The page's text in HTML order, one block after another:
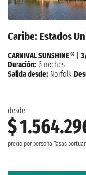
Caribe: Estados
desde
$
precio por persona Tasas
CARNIVAL SUNSHINE ®
Duración: 6 noches
Salida desde: Norfolk